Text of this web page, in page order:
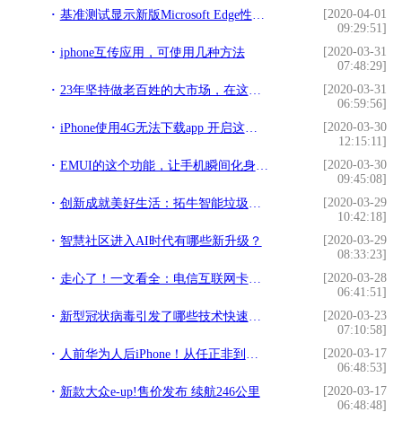
基准测试显示新版Microsoft Edge性能要比经典版高出10%左右
[2020-04-01
09:29:51]
iphone互传应用，可使用几种方法
[2020-03-31
07:48:29]
23年坚持做老百姓的大市场，在这里，读懂长沙人的家居变迁
[2020-03-31
06:59:56]
iPhone使用4G无法下载app 开启这个功能 超过200M也能快速下载
[2020-03-30
12:15:11]
EMUI的这个功能，让手机瞬间化身门禁卡
[2020-03-30
09:45:08]
创新成就美好生活：拓牛智能垃圾桶T1体验评测
[2020-03-29
10:42:18]
智慧社区进入AI时代有哪些新升级？
[2020-03-29
08:33:23]
走心了！一文看全：电信互联网卡套餐整合版
[2020-03-28
06:41:51]
新型冠状病毒引发了哪些技术快速发展？
[2020-03-23
07:10:58]
人前华为人后iPhone！从任正非到各路明星，库克赢在了起跑线上？
[2020-03-17
06:48:53]
新款大众e-up!售价发布 续航246公里
[2020-03-17
06:48:48]